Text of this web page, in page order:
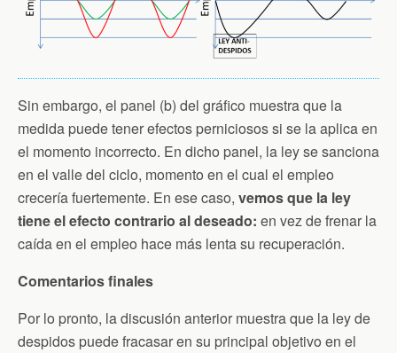
Sin embargo, el panel (b) del gráfico muestra que la
medida puede tener efectos perniciosos si se la aplica en
el momento incorrecto. En dicho panel, la ley se sanciona
en el valle del ciclo, momento en el cual el empleo
crecería fuertemente. En ese caso, vemos que la ley
tiene el efecto contrario al deseado: en vez de frenar la
caída en el empleo hace más lenta su recuperación.
Comentarios finales
Por lo pronto, la discusión anterior muestra que la ley de
despidos puede fracasar en su principal objetivo en el